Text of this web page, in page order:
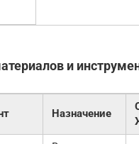
и
Назначение